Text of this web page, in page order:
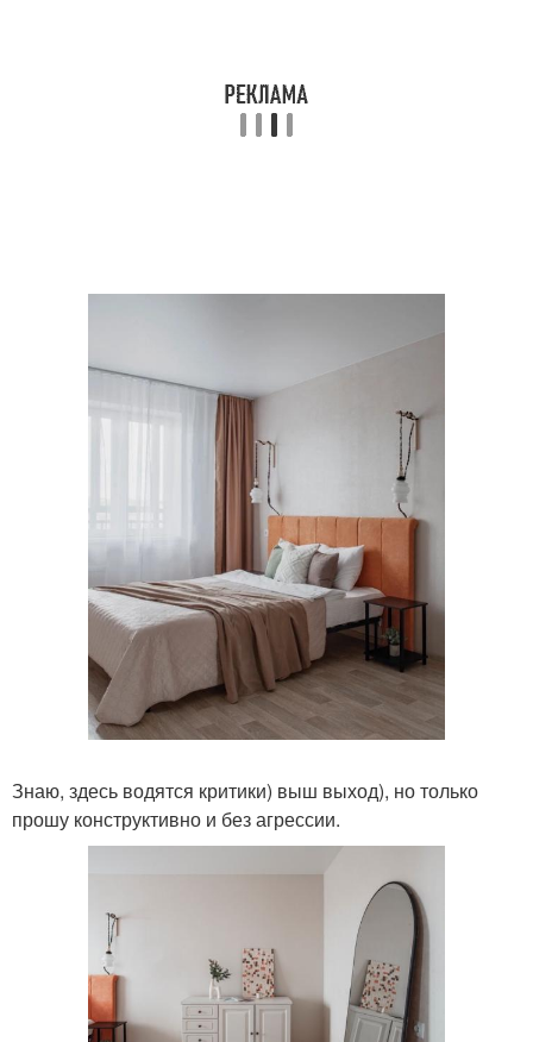
Знаю, здесь водятся критики) выш выход), но только
прошу конструктивно и без агрессии.